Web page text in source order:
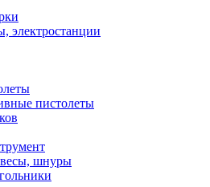
электростанции
пистолеты
шнуры